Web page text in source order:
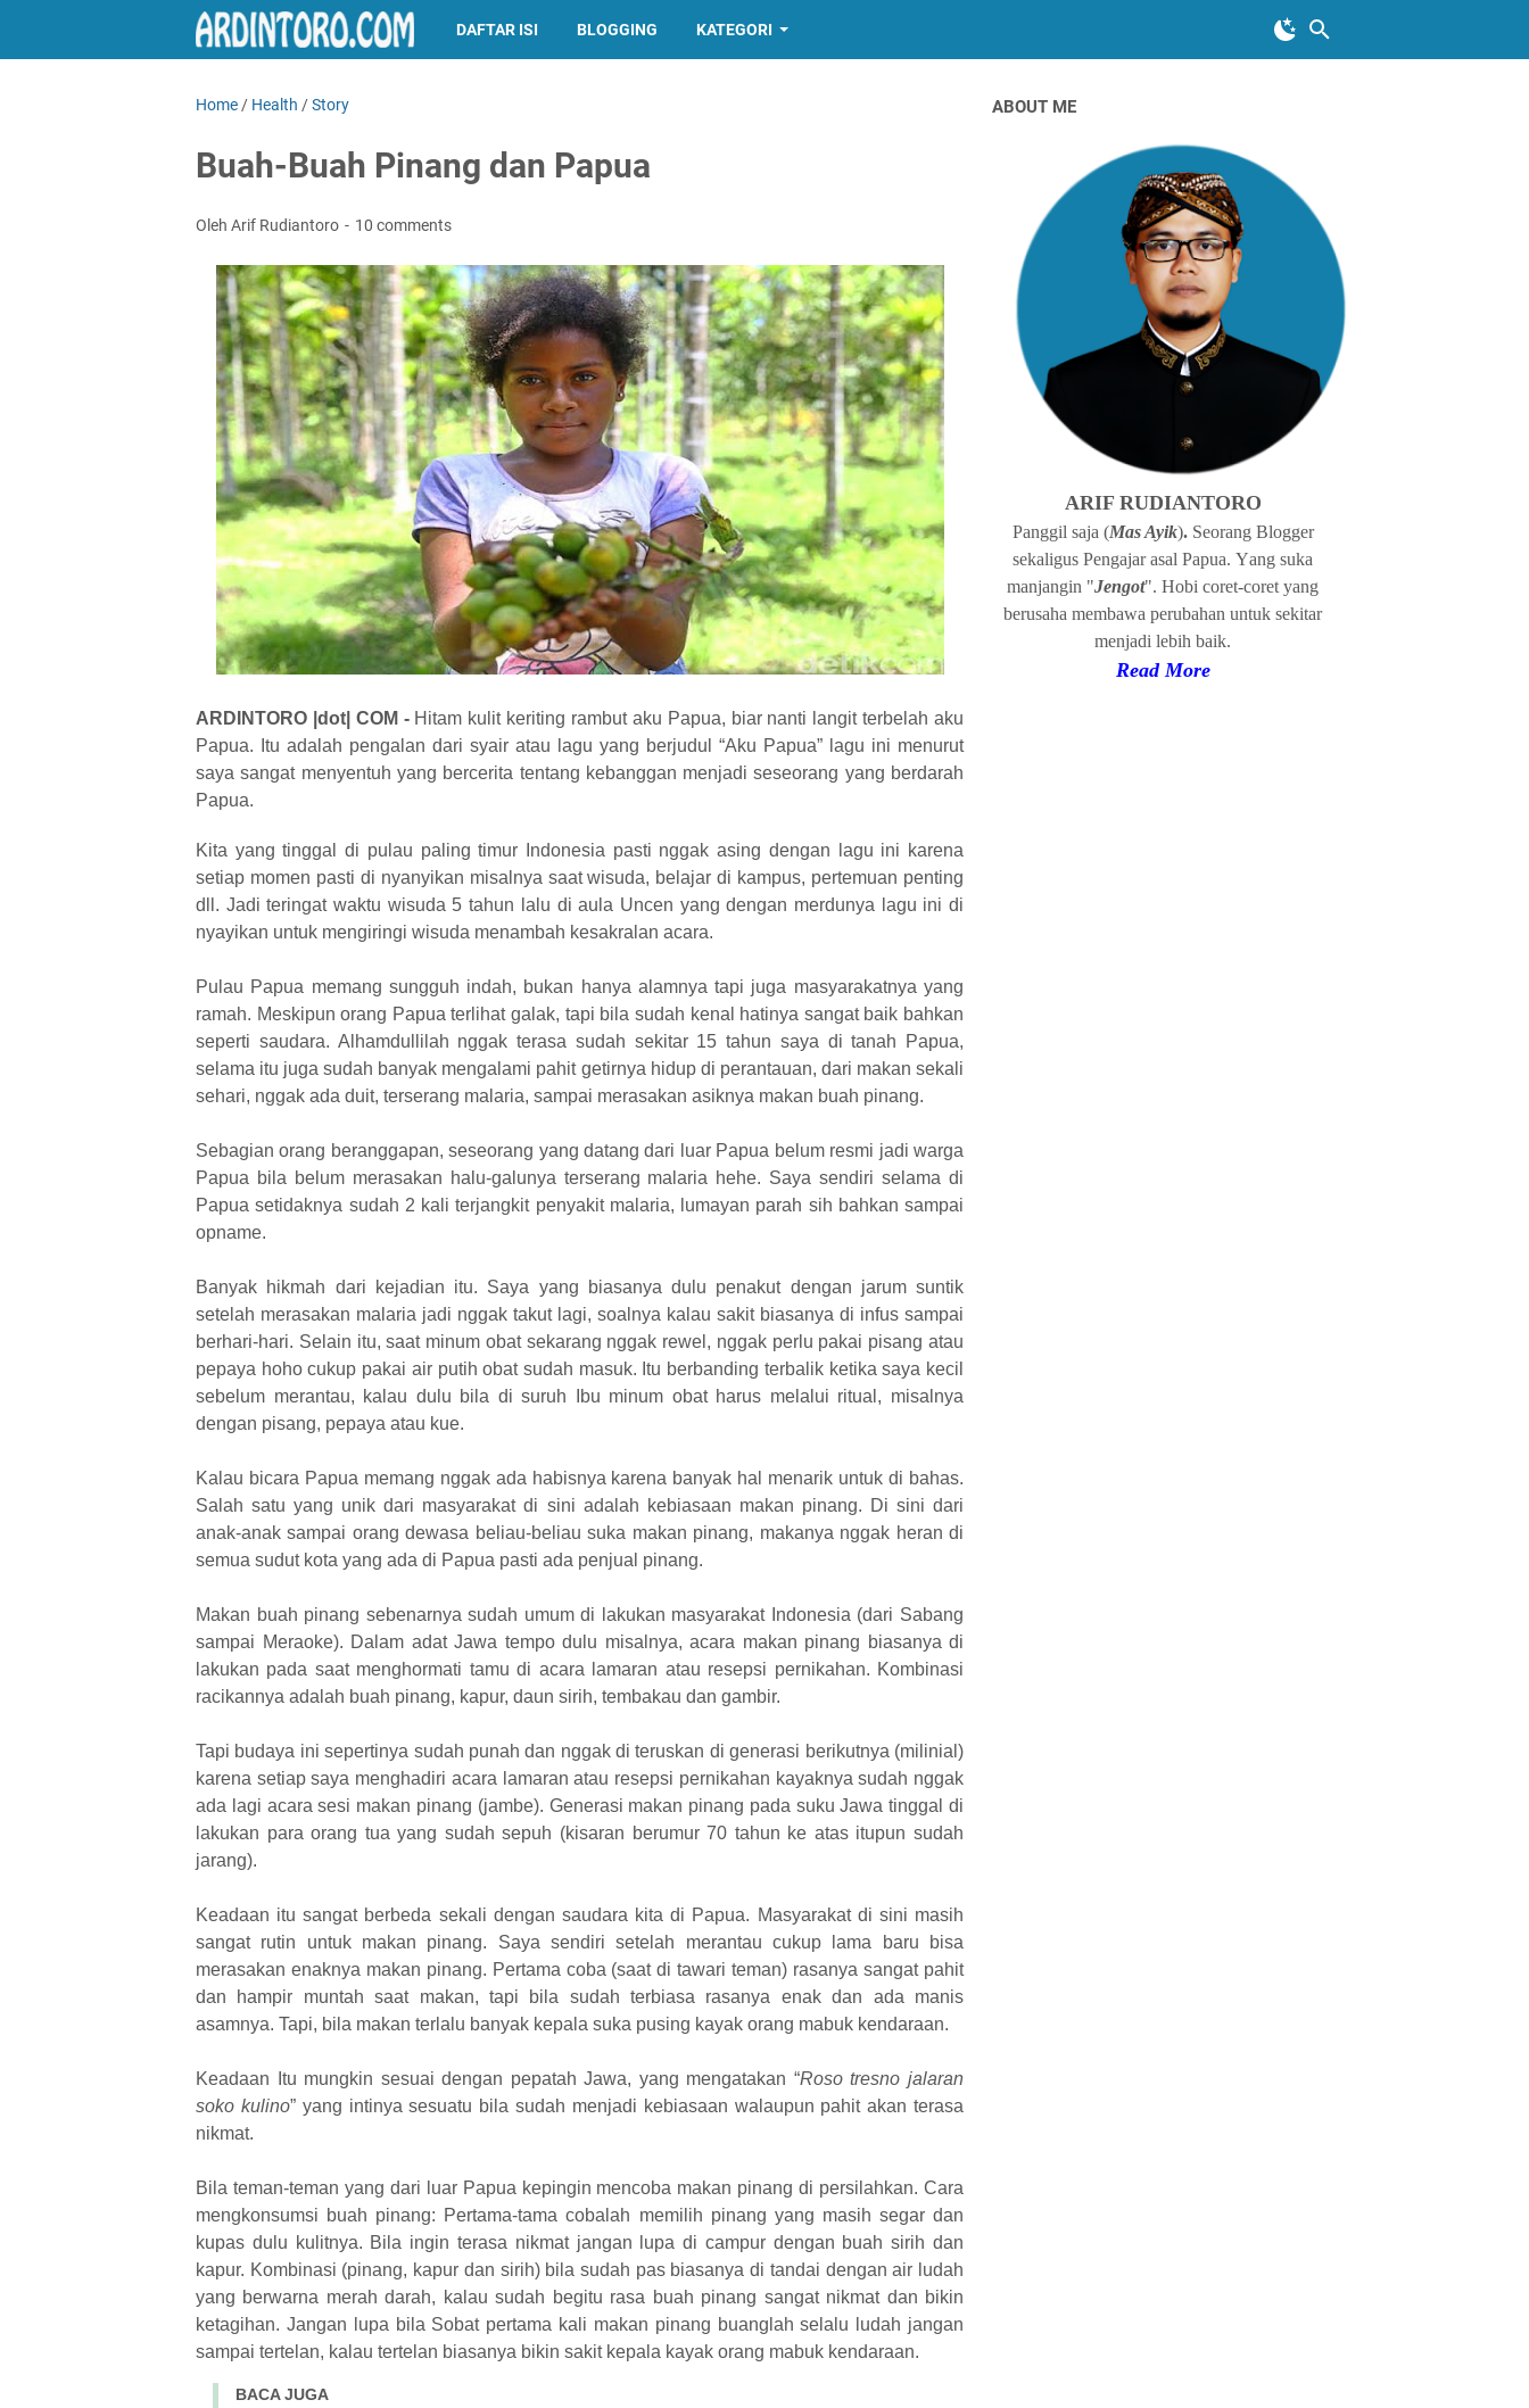
DAFTAR ISI BLOGGING KATEGORI
Home / Health /Story
Buah-Buah Pinang dan Papua
Oleh Arif Rudiantoro 10 comments
ARDINTORO |dot| COM - Hitam kulit keriting rambut aku Papua, biar nanti langit terbelah aku
Papua. Itu adalah pengalan dari syair atau lagu yang berjudul “Aku Papua” lagu ini menurut
saya sangat menyentuh yang bercerita tentang kebanggan menjadi seseorang yang berdarah
Papua.
Kita yang tinggal di pulau paling timur Indonesia pasti nggak asing dengan lagu ini karena
setiap momen pasti di nyanyikan misalnya saat wisuda, belajar di kampus, pertemuan penting
dll. Jadi teringat waktu wisuda 5 tahun lalu di aula Uncen yang dengan merdunya lagu ini di
nyayikan untuk mengiringi wisuda menambah kesakralan acara.
Pulau Papua memang sungguh indah, bukan hanya alamnya tapi juga masyarakatnya yang
ramah. Meskipun orang Papua terlihat galak, tapi bila sudah kenal hatinya sangat baik bahkan
seperti saudara. Alhamdullilah nggak terasa sudah sekitar 15 tahun saya di tanah Papua,
selama itu juga sudah banyak mengalami pahit getirnya hidup di perantauan, dari makan sekali
sehari, nggak ada duit, terserang malaria, sampai merasakan asiknya makan buah pinang.
Sebagian orang beranggapan, seseorang yang datang dari luar Papua belum resmi jadi warga
Papua bila belum merasakan halu-galunya terserang malaria hehe. Saya sendiri selama di
Papua setidaknya sudah 2 kali terjangkit penyakit malaria, lumayan parah sih bahkan sampai
opname.
Banyak hikmah dari kejadian itu. Saya yang biasanya dulu penakut dengan jarum suntik
setelah merasakan malaria jadi nggak takut lagi, soalnya kalau sakit biasanya di infus sampai
berhari-hari. Selain itu, saat minum obat sekarang nggak rewel, nggak perlu pakai pisang atau
pepaya hoho cukup pakai air putih obat sudah masuk. Itu berbanding terbalik ketika saya kecil
sebelum merantau, kalau dulu bila di suruh Ibu minum obat harus melalui ritual, misalnya
dengan pisang, pepaya atau kue.
Kalau bicara Papua memang nggak ada habisnya karena banyak hal menarik untuk di bahas.
Salah satu yang unik dari masyarakat di sini adalah kebiasaan makan pinang. Di sini dari
anak-anak sampai orang dewasa beliau-beliau suka makan pinang, makanya nggak heran di
semua sudut kota yang ada di Papua pasti ada penjual pinang.
Makan buah pinang sebenarnya sudah umum di lakukan masyarakat Indonesia (dari Sabang
sampai Meraoke). Dalam adat Jawa tempo dulu misalnya, acara makan pinang biasanya di
lakukan pada saat menghormati tamu di acara lamaran atau resepsi pernikahan. Kombinasi
racikannya adalah buah pinang, kapur, daun sirih, tembakau dan gambir.
Tapi budaya ini sepertinya sudah punah dan nggak di teruskan di generasi berikutnya (milinial)
karena setiap saya menghadiri acara lamaran atau resepsi pernikahan kayaknya sudah nggak
ada lagi acara sesi makan pinang (jambe). Generasi makan pinang pada suku Jawa tinggal di
lakukan para orang tua yang sudah sepuh (kisaran berumur 70 tahun ke atas itupun sudah
jarang).
Keadaan itu sangat berbeda sekali dengan saudara kita di Papua. Masyarakat di sini masih
sangat rutin untuk makan pinang. Saya sendiri setelah merantau cukup lama baru bisa
merasakan enaknya makan pinang. Pertama coba (saat di tawari teman) rasanya sangat pahit
dan hampir muntah saat makan, tapi bila sudah terbiasa rasanya enak dan ada manis
asamnya. Tapi, bila makan terlalu banyak kepala suka pusing kayak orang mabuk kendaraan.
Keadaan Itu mungkin sesuai dengan pepatah Jawa, yang mengatakan “Roso tresno jalaran
soko kulino” yang intinya sesuatu bila sudah menjadi kebiasaan walaupun pahit akan terasa
nikmat.
Bila teman-teman yang dari luar Papua kepingin mencoba makan pinang di persilahkan. Cara
mengkonsumsi buah pinang: Pertama-tama cobalah memilih pinang yang masih segar dan
kupas dulu kulitnya. Bila ingin terasa nikmat jangan lupa di campur dengan buah sirih dan
kapur. Kombinasi (pinang, kapur dan sirih) bila sudah pas biasanya di tandai dengan air ludah
yang berwarna merah darah, kalau sudah begitu rasa buah pinang sangat nikmat dan bikin
ketagihan. Jangan lupa bila Sobat pertama kali makan pinang buanglah selalu ludah jangan
sampai tertelan, kalau tertelan biasanya bikin sakit kepala kayak orang mabuk kendaraan.
BACA JUGA
ABOUT ME
ARIF RUDIANTORO
Panggil saja (Mas Ayik). Seorang Blogger
sekaligus Pengajarasal Papua. Yang suka
manjangin "Jengot". Hobi coret-coret yang
berusaha membawa perubahan untuk sekitar
menjadi lebih baik.
Read More